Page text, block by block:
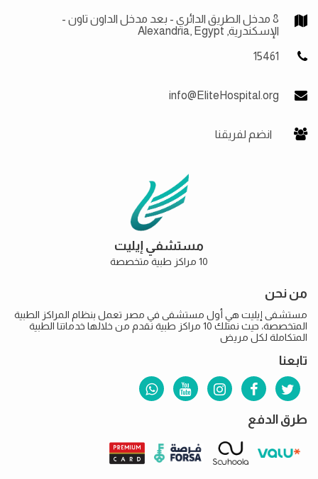
8 مدخل الطريق الدائري - بعد مدخل الداون تاون -
الإسكندرية, Alexandria, Egypt
15461
info@EliteHospital.org
انضم لفريقنا
مستشفي إيليت
10 مراكز طبية متخصصة
من نحن
مستشفى إيليت هي أول مستشفى في مصر تعمل بنظام المراكز الطبية
المتخصصة، حيث نمتلك 10 مراكز طبية نقدم من خلالها خدماتنا الطبية
المتكاملة لكل مريض
تابعنا
طرق الدفع